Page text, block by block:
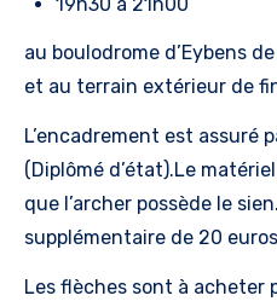
au boulodrome d’Eybens
et au terrain extérieur de
L’encadrement est assuré
(Diplômé d’état).Le
que l’archer possède le
supplémentaire de 20
Les flèches sont à acheter